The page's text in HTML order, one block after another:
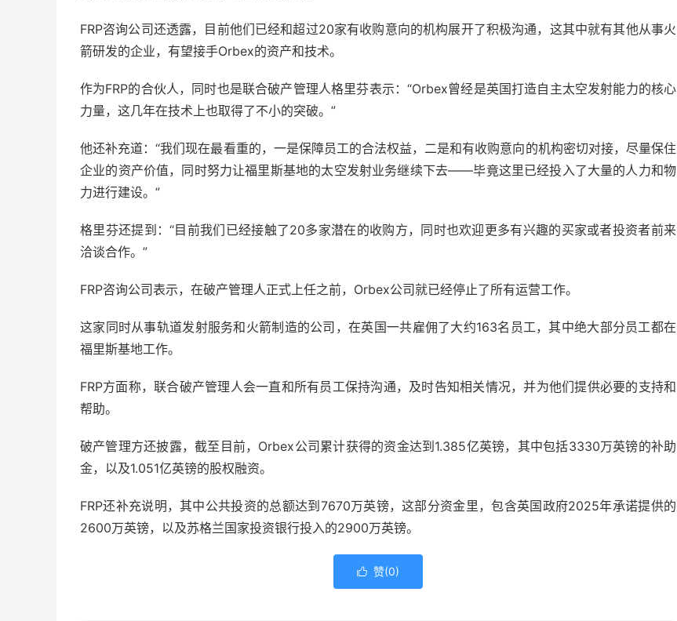
FRP咨询公司还透露，目前他们已经和超过20家有收购意向的机构展开了积极沟通，这其中就有其他从事火
箭研发的企业，有望接手Orbex的资产和技术。
作为FRP的合伙人，同时也是联合破产管理人格里芬表示：“Orbex曾经是英国打造自主太空发射能力的核心
力量，这几年在技术上也取得了不小的突破。”
他还补充道：“我们现在最看重的，一是保障员工的合法权益，二是和有收购意向的机构密切对接，尽量保住
企业的资产价值，同时努力让福里斯基地的太空发射业务继续下去——毕竟这里已经投入了大量的人力和物
力进行建设。”
格里芬还提到：“目前我们已经接触了20多家潜在的收购方，同时也欢迎更多有兴趣的买家或者投资者前来
洽谈合作。”
FRP咨询公司表示，在破产管理人正式上任之前，Orbex公司就已经停止了所有运营工作。
这家同时从事轨道发射服务和火箭制造的公司，在英国一共雇佣了大约163名员工，其中绝大部分员工都在
福里斯基地工作。
FRP方面称，联合破产管理人会一直和所有员工保持沟通，及时告知相关情况，并为他们提供必要的支持和
帮助。
破产管理方还披露，截至目前，Orbex公司累计获得的资金达到1.385亿英镑，其中包括3330万英镑的补助
金，以及1.051亿英镑的股权融资。
FRP还补充说明，其中公共投资的总额达到7670万英镑，这部分资金里，包含英国政府2025年承诺提供的
2600万英镑，以及苏格兰国家投资银行投入的2900万英镑。
 赞(0)